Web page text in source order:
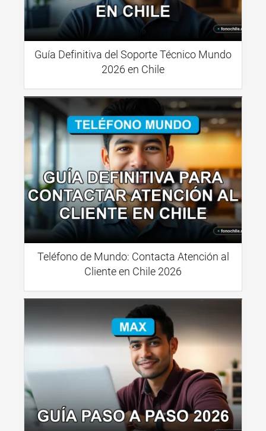
Guía Definitiva del Soporte Técnico Mundo
2026 en Chile
Teléfono de Mundo: Contacta Atención al
Cliente en Chile 2026